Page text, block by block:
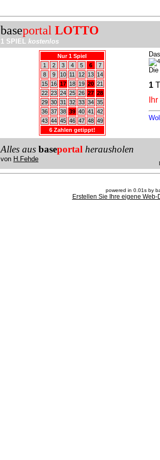
baseportal LOTTO
1 SPIEL kostenlos
Nur 1 Spiel
1
2 3 4 5 6
7
8
9 10 11 12 13
14
15
16 17 18 19 20 21
22 23 24 25 26 27 28
29 30 31 32 33 34 35
36 37 38 39 40 41
42
43 44 45 46 47 48 49
6 Zahlen getippt!
1
Alles aus baseportal herausholen
von H.Fehde
powered in 0.01s by
Erstellen Sie Ihre eigene Web-